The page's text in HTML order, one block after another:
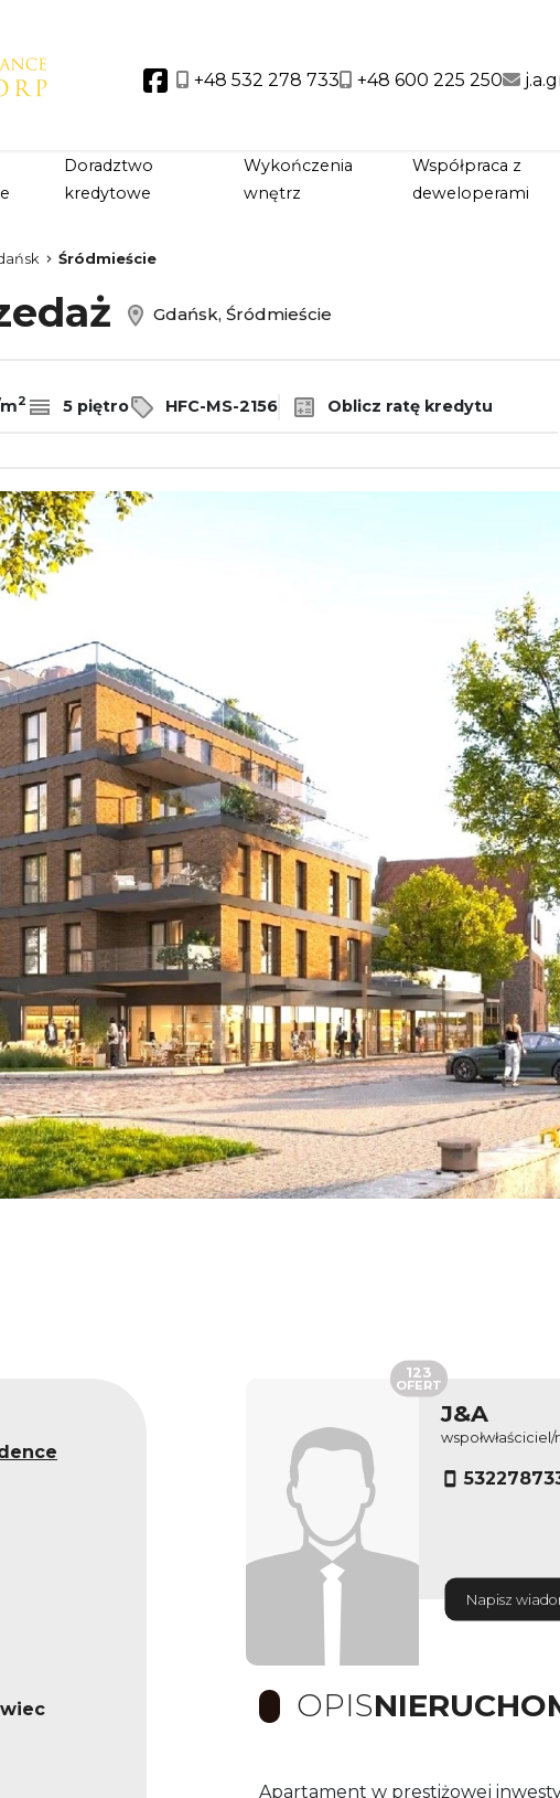
Social link
+48 532 278 733 +48 600 225 250
Doradztwo
kredytowe
Wykończenia
wnętrz
Współpraca z
deweloperami
Śródmieście
Gdańsk, Śródmieście
2 5 piętro HFC-MS-2156 Oblicz ratę kredytu
J&A
Napisz
123
OFERT
OPIS
Apartament w prestiżowej